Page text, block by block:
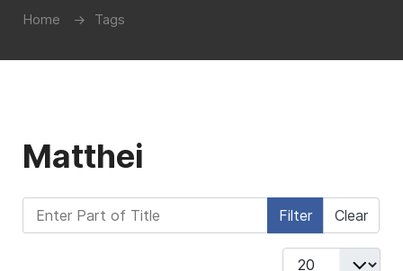
Home Tags
Matthei
Enter Part of Title Filter Clear
Display #